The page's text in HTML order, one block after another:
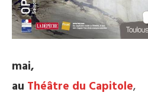
mai,
au Théâtre du Capitole,